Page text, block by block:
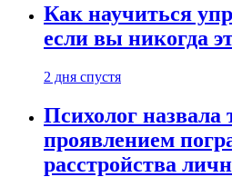
Как научиться
если вы никогда
2 дня спустя
Психолог назвала
проявлением
расстройства